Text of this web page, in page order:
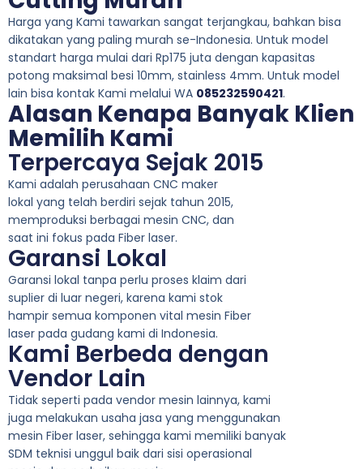
Harga yang Kami tawarkan sangat terjangkau, bahkan bisa
dikatakan yang paling murah se-Indonesia. Untuk model
standart harga mulai dari Rp175 juta dengan kapasitas
potong maksimal besi 10mm, stainless 4mm. Untuk model
lain bisa kontak Kami melalui WA 085232590421.
Alasan Kenapa Banyak Klien
Memilih Kami
Terpercaya Sejak 2015
Kami adalah perusahaan CNC maker
lokal yang telah berdiri sejak tahun 2015,
memproduksi berbagai mesin CNC, dan
saat ini fokus pada Fiber laser.
Garansi Lokal
Garansi lokal tanpa perlu proses klaim dari
suplier di luar negeri, karena kami stok
hampir semua komponen vital mesin Fiber
laser pada gudang kami di Indonesia.
Kami Berbeda dengan
Vendor Lain
Tidak seperti pada vendor mesin lainnya, kami
juga melakukan usaha jasa yang menggunakan
mesin Fiber laser, sehingga kami memiliki banyak
SDM teknisi unggul baik dari sisi operasional